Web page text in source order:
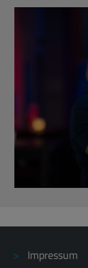
Impressum